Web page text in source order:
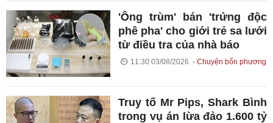
'Ông trùm' bán 'trứng độc
phê pha' cho giới trẻ sa lưới
từ điều tra của nhà báo
11:30 03/08/2026 Chuyện bốn phương
Truy tố Mr Pips, Shark Bình
trong vụ án lừa đảo 1.600 tỷ